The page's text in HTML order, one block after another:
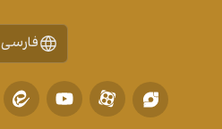
فارسی